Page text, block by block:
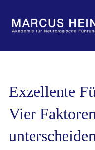
springen
Exzellente
Vier